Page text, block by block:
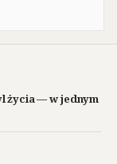
życia — w jednym